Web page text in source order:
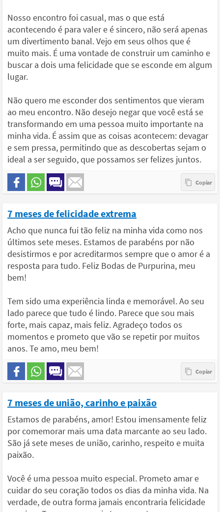
Nosso encontro foi casual, mas o que está
acontecendo é para valer e é sincero, não será apenas
um divertimento banal. Vejo em seus olhos que é
muito mais. É uma vontade de construir um caminho e
buscar a dois uma felicidade que se esconde em algum
lugar.
Não quero me esconder dos sentimentos que vieram
ao meu encontro. Não desejo negar que você está se
transformando em uma pessoa muito importante na
minha vida. É assim que as coisas acontecem: devagar
e sem pressa, permitindo que as descobertas sejam o
ideal a ser seguido, que possamos ser felizes juntos.
7 meses de felicidade extrema
Acho que nunca fui tão feliz na minha vida como nos
últimos sete meses. Estamos de parabéns por não
desistirmos e por acreditarmos sempre que o amor é a
resposta para tudo. Feliz Bodas de Purpurina, meu
bem!
Tem sido uma experiência linda e memorável. Ao seu
lado parece que tudo é lindo. Parece que sou mais
forte, mais capaz, mais feliz. Agradeço todos os
momentos e prometo que vão se repetir por muitos
anos. Te amo, meu bem!
7 meses de união, carinho e paixão
Estamos de parabéns, amor! Estou imensamente feliz
por comemorar mais uma data marcante ao seu lado.
São já sete meses de união, carinho, respeito e muita
paixão.
Você é uma pessoa muito especial. Prometo amar e
cuidar do seu coração todos os dias da minha vida. Na
verdade, de outra forma jamais encontraria felicidade